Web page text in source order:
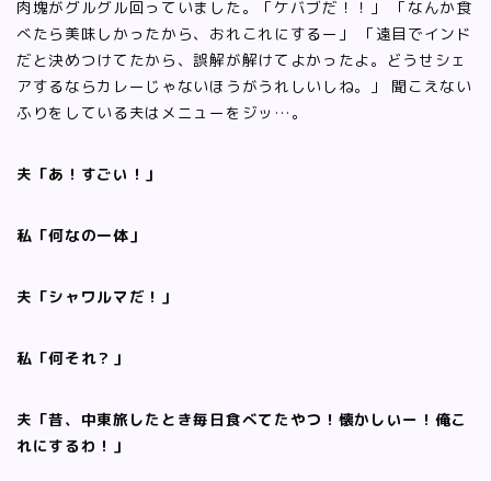
肉塊がグルグル回っていました。「ケバブだ！！」 「なんか食
べたら美味しかったから、おれこれにするー」 「遠目でインド
だと決めつけてたから、誤解が解けてよかったよ。どうせシェ
アするならカレーじゃないほうがうれしいしね。」 聞こえない
ふりをしている夫はメニューをジッ…。
夫「あ！すごい！」
私「何なの一体」
夫「シャワルマだ！」
私「何それ？」
夫「昔、中東旅したとき毎日食べてたやつ！懐かしいー！俺こ
れにするわ！」